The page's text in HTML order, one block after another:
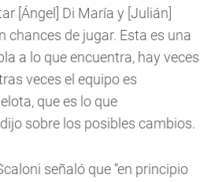
[Ángel] Di María y [Julián]
chances de jugar. Esta es una
a lo que encuentra, hay veces
veces el equipo es
que es lo que
sobre los posibles cambios.
señaló que “en principio